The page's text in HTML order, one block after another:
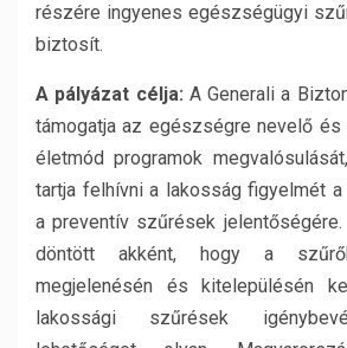
részére ingyenes egészségügyi
biztosít.
A pályázat célja: A Generali a
támogatja az egészségre nevelő
életmód programok
tartja felhívni a lakosság figyelmét
a preventív szűrések jelentőségére.
döntött akként, hogy a
megjelenésén és kitelepülésén
lakossági szűrések